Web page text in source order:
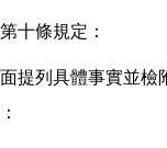
十條規定：
提列具體事實並檢